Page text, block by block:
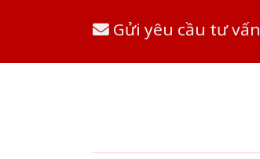
Gửi yêu cầu tư vấn